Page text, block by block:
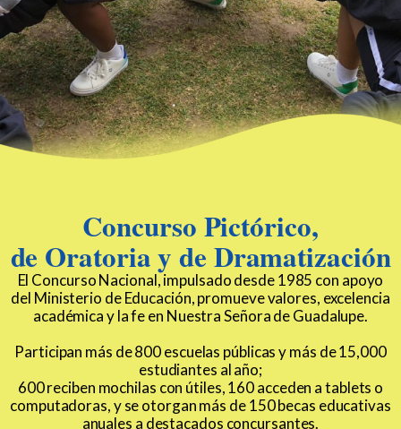
Concurso Pictórico,
de Oratoria y de Dramatización
El Concurso Nacional, impulsado desde 1985 con apoyo
del Ministerio de Educación, promueve valores, excelencia
académica y la fe en Nuestra Señora de Guadalupe.
Participan más de 800 escuelas públicas y más de 15,000
estudiantes al año;
600 reciben mochilas con útiles, 160 acceden a tablets o
computadoras, y se otorgan más de 150 becas educativas
anuales a destacados concursantes.